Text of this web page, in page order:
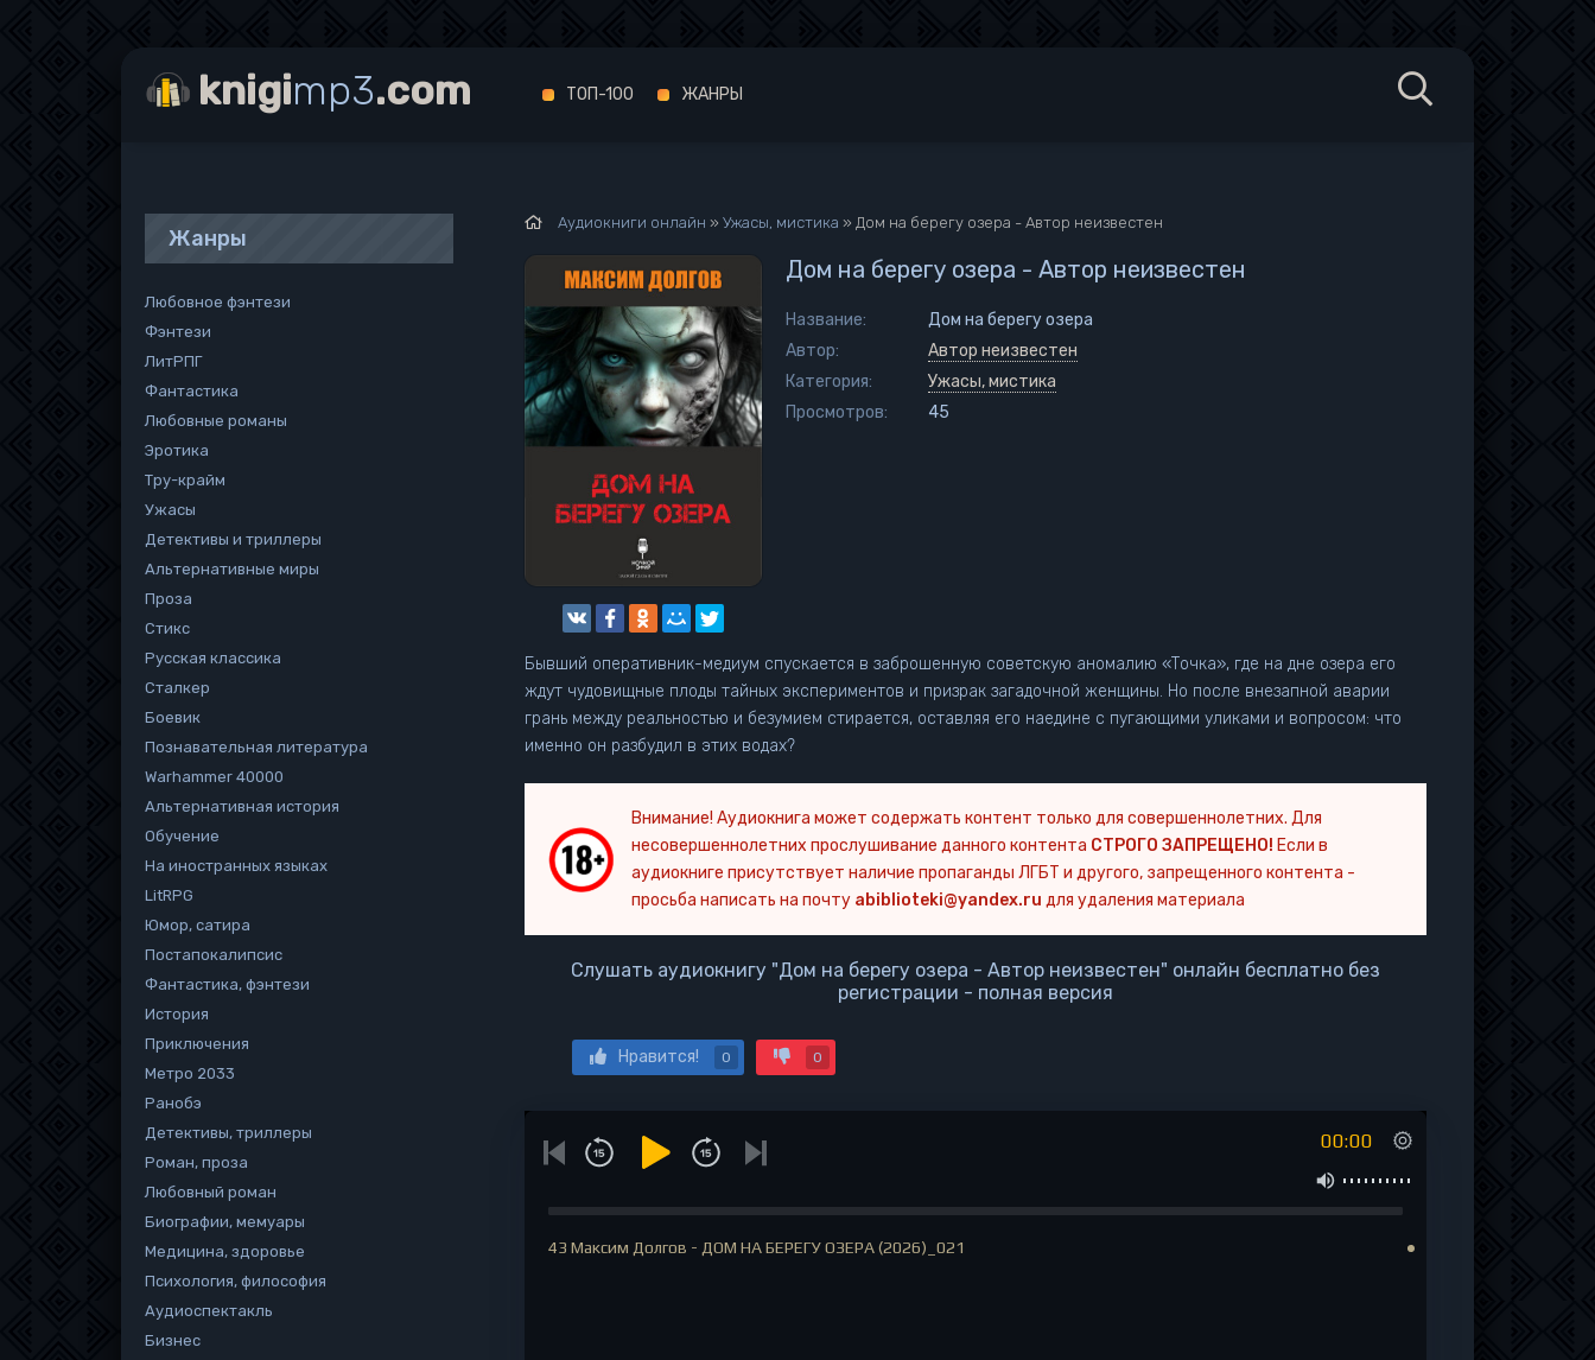
Аудиокниги онлайн » Ужасы, мистика » Дом на берегу озера - Автор неизвестен
Дом на берегу озера - Автор неизвестен
Название:
Дом на берегу озера
Автор:
Автор неизвестен
Категория:
Ужасы, мистика
Просмотров:
45
Бывший оперативник-медиум спускается в заброшенную советскую аномалию «Точка», где на дне озера его
ждут чудовищные плоды тайных экспериментов и призрак загадочной женщины. Но после внезапной аварии
грань между реальностью и безумием стирается, оставляя его наедине с пугающими уликами и вопросом: что
именно он разбудил в этих водах?
Внимание! Аудиокнига может содержать контент только для совершеннолетних. Для
несовершеннолетних прослушивание данного контента СТРОГО ЗАПРЕЩЕНО! Если в
аудиокниге присутствует наличие пропаганды ЛГБТ и другого, запрещенного контента -
просьба написать на почту abiblioteki@yandex.ru для удаления материала
Слушать аудиокнигу "Дом на берегу озера - Автор неизвестен" онлайн бесплатно без
регистрации - полная версия
Нравится! 0 0
00:00
43 Максим Долгов - ДОМ НА БЕРЕГУ ОЗЕРА (2026)_021
Жанры
Любовное фэнтези
Фэнтези
ЛитРПГ
Фантастика
Любовные романы
Эротика
Тру-крайм
Ужасы
Детективы и триллеры
Альтернативные миры
Проза
Стикс
Русская классика
Сталкер
Боевик
Познавательная литература
Warhammer 40000
Альтернативная история
Обучение
На иностранных языках
LitRPG
Юмор, сатира
Постапокалипсис
Фантастика, фэнтези
История
Приключения
Метро 2033
Ранобэ
Детективы, триллеры
Роман, проза
Любовный роман
Биографии, мемуары
Медицина, здоровье
Психология, философия
Аудиоспектакль
Бизнес
knigimp3.com ТОП-100 ЖАНРЫ